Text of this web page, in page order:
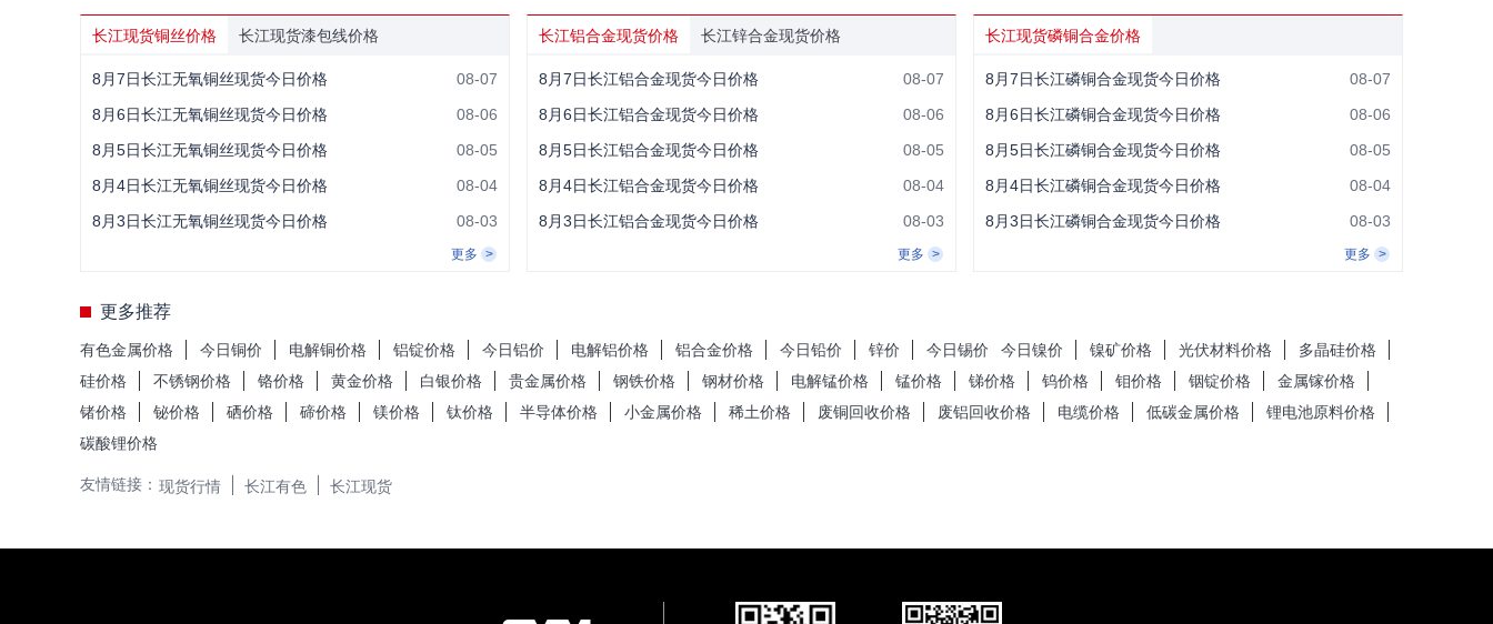
长江现货铜丝价格 长江现货漆包线价格
8月7日长江无氧铜丝现货今日价格
08-07
8月6日长江无氧铜丝现货今日价格
08-06
8月5日长江无氧铜丝现货今日价格
08-05
8月4日长江无氧铜丝现货今日价格
08-04
8月3日长江无氧铜丝现货今日价格
08-03
更多
长江铝合金现货价格 长江锌合金现货价格
8月7日长江铝合金现货今日价格
08-07
8月6日长江铝合金现货今日价格
08-06
8月5日长江铝合金现货今日价格
08-05
8月4日长江铝合金现货今日价格
08-04
8月3日长江铝合金现货今日价格
08-03
更多
长江现货磷铜合金价格
8月7日长江磷铜合金现货今日价格
08-07
8月6日长江磷铜合金现货今日价格
08-06
8月5日长江磷铜合金现货今日价格
08-05
8月4日长江磷铜合金现货今日价格
08-04
8月3日长江磷铜合金现货今日价格
08-03
更多
更多推荐
有色金属价格 今日铜价 电解铜价格 铝锭价格 今日铝价 电解铝价格 铝合金价格 今日铅价 锌价 今日锡价 今日镍价 镍矿价格 光伏材料价格
多晶硅价格
硅价格
不锈钢价格 铬价格 黄金价格 白银价格 贵金属价格 钢铁价格 钢材价格 电解锰价格 锰价格 锑价格 钨价格 钼价格 铟锭价格
金属镓价格
锗价格
铋价格 硒价格 碲价格 镁价格 钛价格 半导体价格 小金属价格 稀土价格 废铜回收价格 废铝回收价格 电缆价格 低碳金属价格
锂电池原料价格
碳酸锂价格
友情链接： 现货行情 长江有色 长江现货